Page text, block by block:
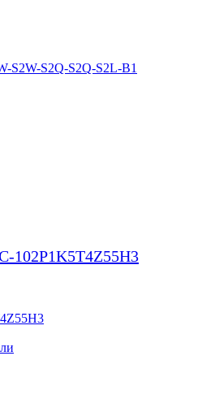
S2W-S2Q-S2Q-S2L-B1
102P1K5T4Z55H3